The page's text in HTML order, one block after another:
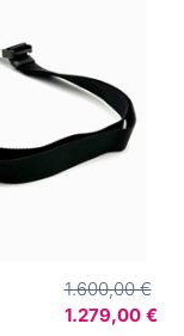
1.600,00 €
1.279,00 €